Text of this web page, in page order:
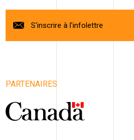
S'inscrire à l'infolettre
PARTENAIRES